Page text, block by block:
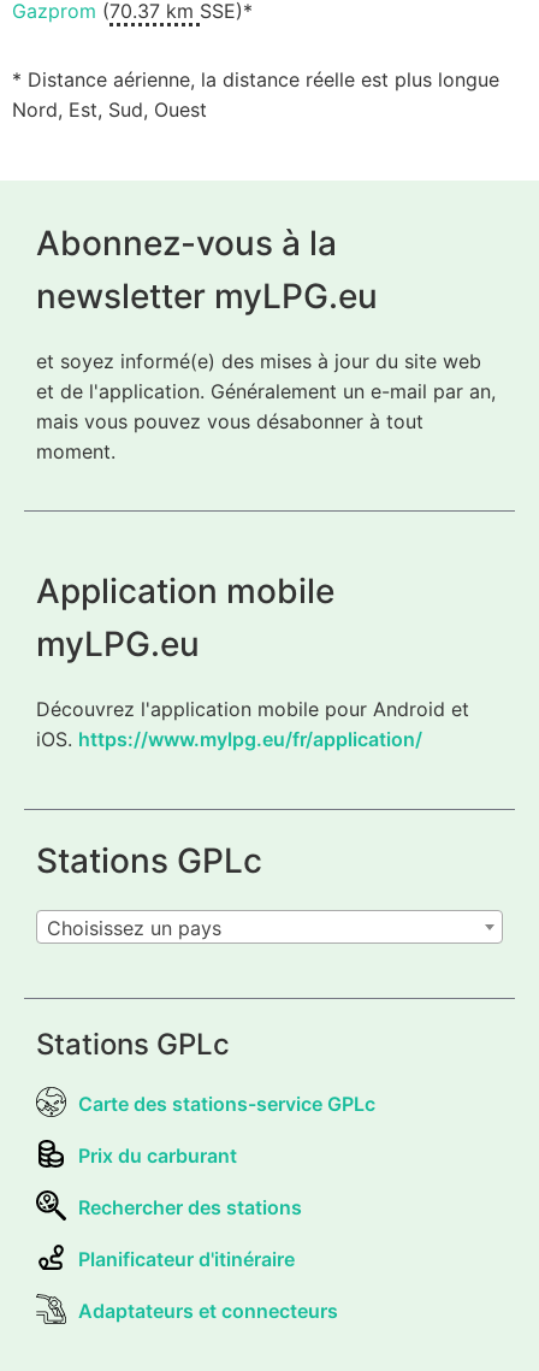
Gazprom (70.37 km SSE)*
* Distance aérienne, la distance réelle est plus longue
Nord, Est, Sud, Ouest
Abonnez-vous à la
newsletter myLPG.eu
et soyez informé(e) des mises à jour du site web
et de l'application. Généralement un e-mail par an,
mais vous pouvez vous désabonner à tout
moment.
Application mobile
myLPG.eu
Découvrez l'application mobile pour Android et
iOS. https://www.mylpg.eu/fr/application/
Stations GPLc
Choisissez un pays
Stations GPLc
Carte des stations-service GPLc
Prix du carburant
Rechercher des stations
Planificateur d'itinéraire
Adaptateurs et connecteurs